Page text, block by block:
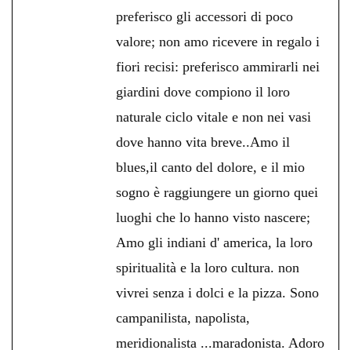
preferisco gli accessori di poco
valore; non amo ricevere in regalo i
fiori recisi: preferisco ammirarli nei
giardini dove compiono il loro
naturale ciclo vitale e non nei vasi
dove hanno vita breve..Amo il
blues,il canto del dolore, e il mio
sogno è raggiungere un giorno quei
luoghi che lo hanno visto nascere;
Amo gli indiani d' america, la loro
spiritualità e la loro cultura. non
vivrei senza i dolci e la pizza. Sono
campanilista, napolista,
meridionalista ...maradonista. Adoro